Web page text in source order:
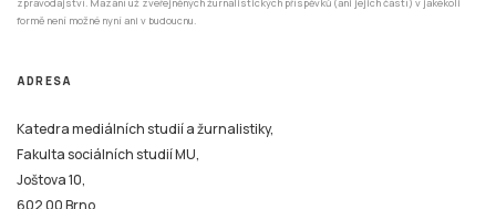
ADRESA
Katedra mediálních studií a žurnalistiky,
Joštova 10,
602 00 Brno
REDAKCE